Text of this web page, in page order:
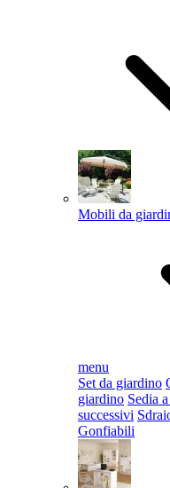
Mobili da
menu
Set da giardino
giardino Sedia
successivi
Gonfiabili